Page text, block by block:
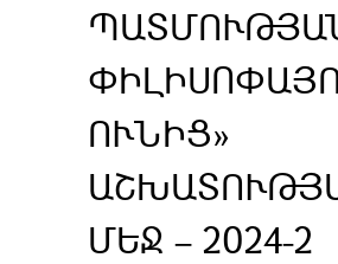
ՈՒՆԻՑ»
ՄԵՋ – 2024-2